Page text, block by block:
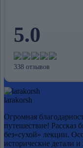
5.0
338 отзывов
larakorsh
Огромная
путешествие!
без«сухой» лекции.
исторические детали